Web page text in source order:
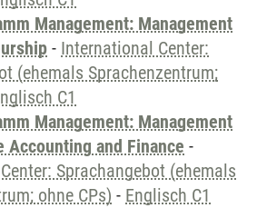
Management: Management
- International Center:
(ehemals Sprachenzentrum;
C1
Management: Management
Accounting and Finance -
Sprachangebot (ehemals
ohne CPs) - Englisch C1